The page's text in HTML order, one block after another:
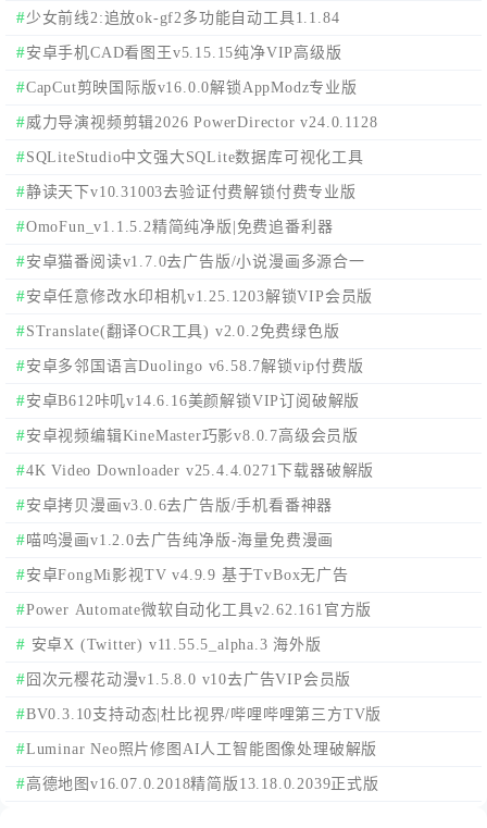
少女前线2:追放ok-gf2多功能自动工具1.1.84
安卓手机CAD看图王v5.15.15纯净VIP高级版
CapCut剪映国际版v16.0.0解锁AppModz专业版
威力导演视频剪辑2026 PowerDirector v24.0.1128
SQLiteStudio中文强大SQLite数据库可视化工具
静读天下v10.31003去验证付费解锁付费专业版
OmoFun_v1.1.5.2精简纯净版|免费追番利器
安卓猫番阅读v1.7.0去广告版/小说漫画多源合一
安卓任意修改水印相机v1.25.1203解锁VIP会员版
STranslate(翻译OCR工具) v2.0.2免费绿色版
安卓多邻国语言Duolingo v6.58.7解锁vip付费版
安卓B612咔叽v14.6.16美颜解锁VIP订阅破解版
安卓视频编辑KineMaster巧影v8.0.7高级会员版
4K Video Downloader v25.4.4.0271下载器破解版
安卓拷贝漫画v3.0.6去广告版/手机看番神器
喵呜漫画v1.2.0去广告纯净版-海量免费漫画
安卓FongMi影视TV v4.9.9 基于TvBox无广告
Power Automate微软自动化工具v2.62.161官方版
安卓X (Twitter) v11.55.5_alpha.3 海外版
囧次元樱花动漫v1.5.8.0 v10去广告VIP会员版
BV0.3.10支持动态|杜比视界/哔哩哔哩第三方TV版
Luminar Neo照片修图AI人工智能图像处理破解版
高德地图v16.07.0.2018精简版13.18.0.2039正式版